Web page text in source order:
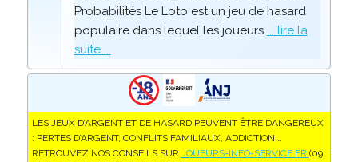
Probabilités Le Loto est un jeu de hasard
populaire dans lequel les joueurs ... lire la
suite ...
LES JEUX D’ARGENT ET DE HASARD PEUVENT ÊTRE DANGEREUX
: PERTES D’ARGENT, CONFLITS FAMILIAUX, ADDICTION...
RETROUVEZ NOS CONSEILS SUR JOUEURS-INFO-SERVICE.FR (09